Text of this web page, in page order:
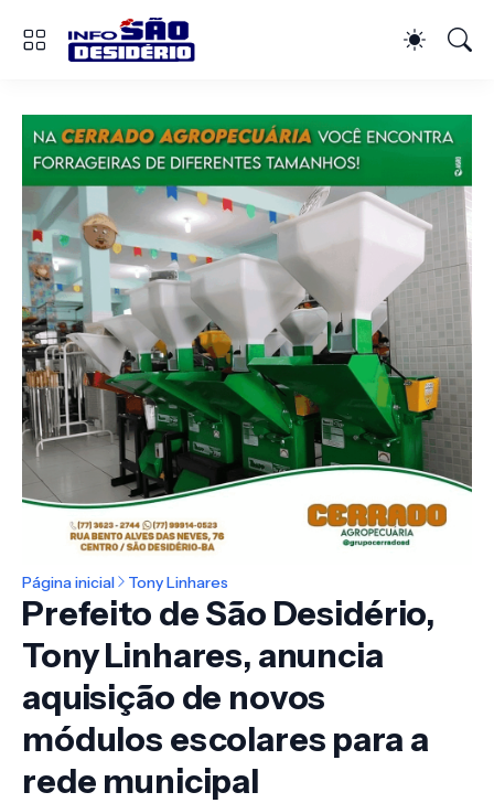
Página inicial Tony Linhares
Prefeito de São Desidério,
Tony Linhares, anuncia
aquisição de novos
módulos escolares para a
rede municipal